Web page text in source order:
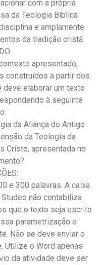
com a própria
da Teologia Bíblica
e amplamente
da tradição cristã.
apresentado,
construídos a partir dos
elaborar um texto
à seguinte
da Aliança do Antigo
da Teologia da
Cristo, apresentada no
e 300 palavras. A caixa
não contabiliza
que o texto seja escrito
parametrização e
Não se deve enviar o
Utilize o Word apenas
da atividade deve ser